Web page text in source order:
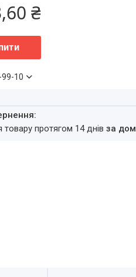
₴
99-10
товару протягом 14 днівза